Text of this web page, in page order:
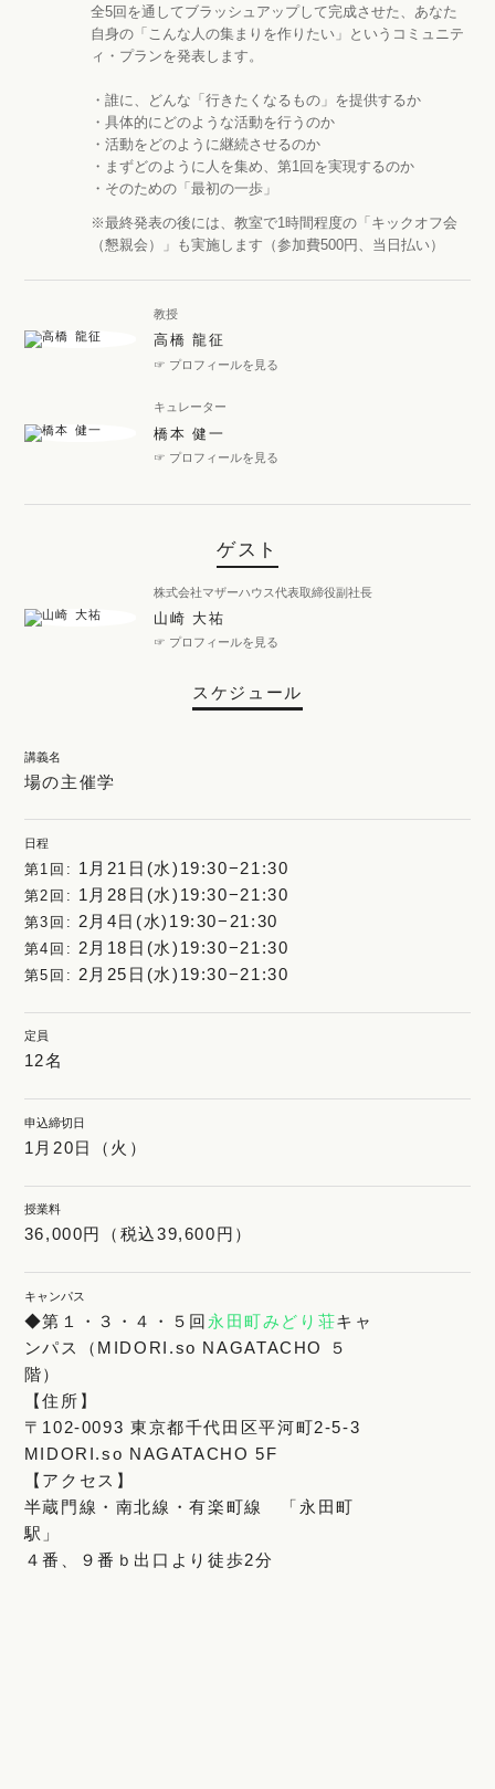
全5回を通してブラッシュアップして完成させた、あなた
自身の「こんな人の集まりを作りたい」というコミュニテ
ィ・プランを発表します。
・誰に、どんな「行きたくなるもの」を提供するか
・具体的にどのような活動を行うのか
・活動をどのように継続させるのか
・まずどのように人を集め、第1回を実現するのか
・そのための「最初の一歩」
※最終発表の後には、教室で1時間程度の「キックオフ会
（懇親会）」も実施します（参加費500円、当日払い）
教授
高橋 龍征
☞ プロフィールを見る
キュレーター
橋本 健一
☞ プロフィールを見る
ゲスト
株式会社マザーハウス代表取締役副社長
山崎 大祐
☞ プロフィールを見る
スケジュール
講義名
場の主催学
日程
第1回: 1月21日(水)19:30−21:30
第2回: 1月28日(水)19:30−21:30
第3回: 2月4日(水)19:30−21:30
第4回: 2月18日(水)19:30−21:30
第5回: 2月25日(水)19:30−21:30
定員
12名
申込締切日
1月20日（火）
授業料
36,000円（税込39,600円）
キャンパス
◆第１・３・４・５回 永田町みどり荘キャ
ンパス（MIDORI.so NAGATACHO ５
階）
【住所】
〒102-0093 東京都千代田区平河町2-5-3
MIDORI.so NAGATACHO 5F
【アクセス】
半蔵門線・南北線・有楽町線 「永田町
駅」
４番、９番ｂ出口より徒歩2分